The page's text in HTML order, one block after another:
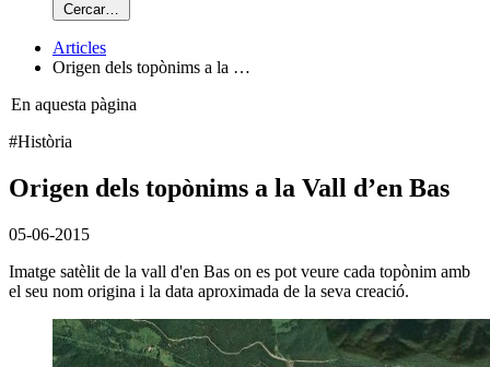
Cercar…
Articles
Origen dels topònims a la …
En aquesta pàgina
#Història
Origen dels topònims a la Vall d’en Bas
05-06-2015
Imatge satèlit de la vall d'en Bas on es pot veure cada topònim amb
el seu nom origina i la data aproximada de la seva creació.